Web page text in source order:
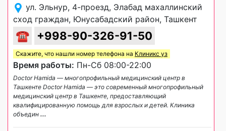
ул. Эльнур, 4-проезд, Элабад махаллинский
сход граждан, Юнусабадский район, Ташкент
☎ +998-90-326-91-50
Скажите, что нашли номер телефона на Клиникс уз
Время работы: Пн-Сб 08:00-22:00
Doctor Hamida — многопрофильный медицинский центр в
Ташкенте Doctor Hamida — это современный многопрофильный
медицинский центр в Ташкенте, предоставляющий
квалифицированную помощь для взрослых и детей. Клиника
объедин ...